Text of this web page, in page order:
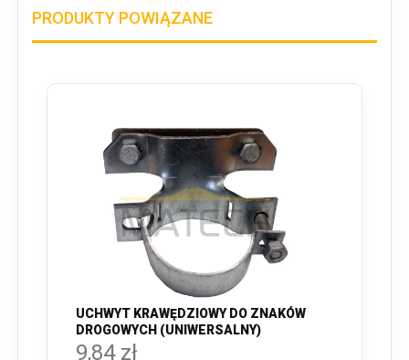
PRODUKTY POWIĄZANE
UCHWYT KRAWĘDZIOWY DO ZNAKÓW
DROGOWYCH (UNIWERSALNY)
9,84 zł